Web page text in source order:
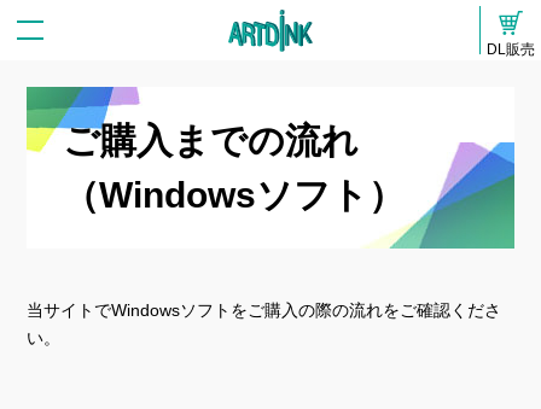
DL販売
ご購入までの流れ
（Windowsソフト）
当サイトでWindowsソフトをご購入の際の流れをご確認くださ
い。